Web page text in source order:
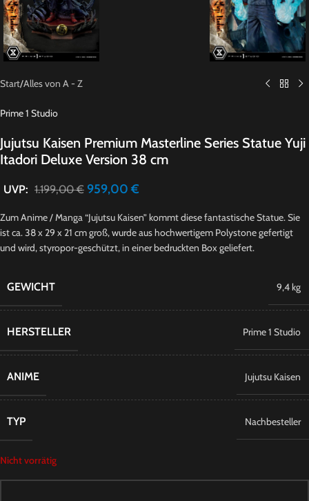
Start/Alles von A - Z
Prime 1 Studio
Jujutsu Kaisen Premium Masterline Series Statue Yuji
Itadori Deluxe Version 38 cm
UVP: 1.199,00€ 959,00 €
Zum Anime / Manga “Jujutsu Kaisen” kommt diese fantastische Statue. Sie
ist ca. 38 x 29 x 21 cm groß, wurde aus hochwertigem Polystone gefertigt
und wird, styropor-geschützt, in einer bedruckten Box geliefert.
GEWICHT 9,4 kg
HERSTELLER Prime 1 Studio
ANIME Jujutsu Kaisen
TYP Nachbesteller
Nicht vorrätig